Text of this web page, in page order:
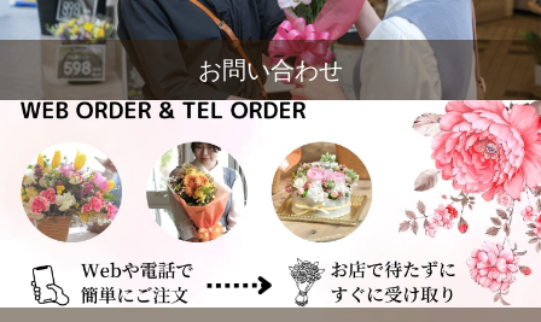
お問い合わせ